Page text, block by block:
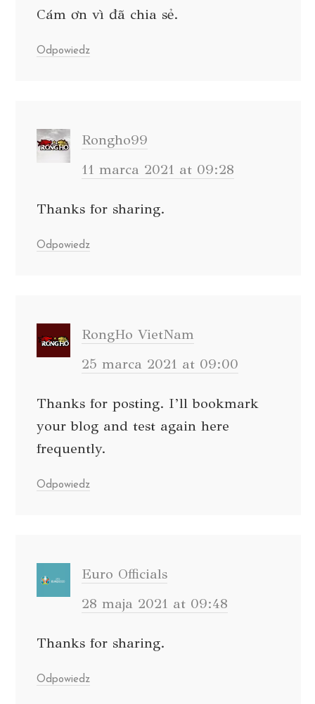
Cám ơn vì đã chia sẻ.
Odpowiedz
Rongho99
11 marca 2021 at 09:28
Thanks for sharing.
Odpowiedz
RongHo VietNam
25 marca 2021 at 09:00
Thanks for posting. I’ll bookmark
your blog and test again here
frequently.
Odpowiedz
Euro Officials
28 maja 2021 at 09:48
Thanks for sharing.
Odpowiedz